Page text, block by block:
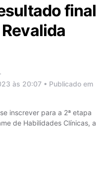
final
às 20:07 • Publicado em
inscrever para a 2ª etapa
de Habilidades Clínicas, a